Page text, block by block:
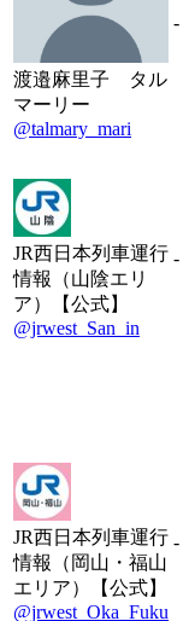
渡邉麻里子 タル
マーリー
@talmary_mari
-
JR西日本列車運行
情報（山陰エリ
ア）【公式】
@jrwest_San_in
-
JR西日本列車運行
情報（岡山・福山
エリア）【公式】
@jrwest_Oka_Fuku
-